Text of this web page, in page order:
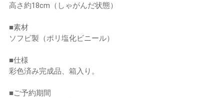
高さ約18cm（しゃがんだ状態）
■素材
ソフビ製（ポリ塩化ビニール）
■仕様
彩色済み完成品、箱入り。
■ご予約期間